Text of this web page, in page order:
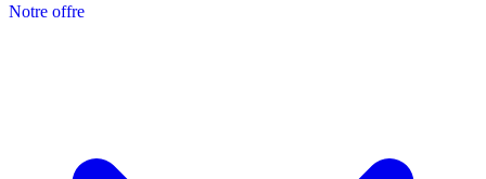
Notre offre